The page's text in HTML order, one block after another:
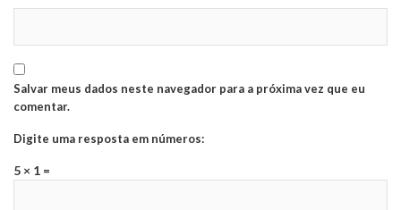
Salvar meus dados neste navegador para a próxima vez que eu
comentar.
Digite uma resposta em números:
5 × 1 =